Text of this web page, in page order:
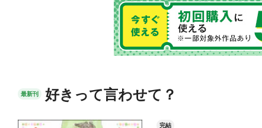
最新刊 好きって言わせて？
完結